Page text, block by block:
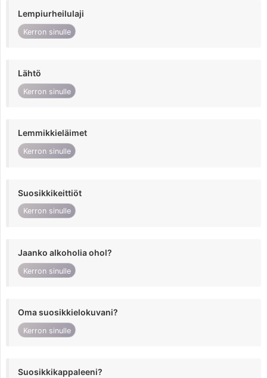
Lempiurheilulaji
Kerron sinulle
Lähtö
Kerron sinulle
Lemmikkieläimet
Kerron sinulle
Suosikkikeittiöt
Kerron sinulle
Jaanko alkoholia ohol?
Kerron sinulle
Oma suosikkielokuvani?
Kerron sinulle
Suosikkikappaleeni?